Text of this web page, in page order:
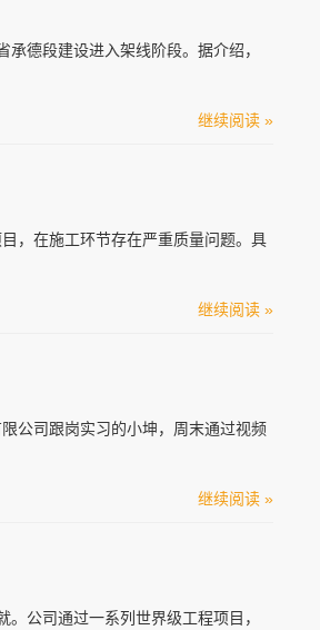
德段建设进入架线阶段。据介绍，
继续阅读 »
，在施工环节存在严重质量问题。具
继续阅读 »
公司跟岗实习的小坤，周末通过视频
继续阅读 »
公司通过一系列世界级工程项目，